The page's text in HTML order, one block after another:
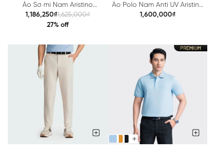
Áo Sơ mi Nam Aristino
Business 1LS0430Z
1,186,250₫1,625,000₫
27% off
Áo Polo Nam Anti UV Aristino
Golf APSG35AZ
1,600,000₫